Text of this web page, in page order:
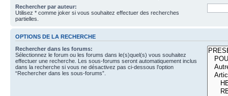
Rechercher par auteur:
Utilisez * comme joker si vous souhaitez effectuer des recherches
partielles.
OPTIONS DE LA RECHERCHE
Rechercher dans les forums:
Sélectionnez le forum ou les forums dans le(s)quel(s) vous souhaitez
effectuer une recherche. Les sous-forums seront automatiquement inclus
dans la recherche si vous ne désactivez pas ci-dessous l’option
“Rechercher dans les sous-forums”.